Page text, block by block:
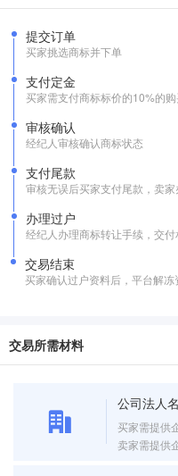
提交订单
买家挑选商标并下单
支付定金
买家需支付商标标价的10%的
审核确认
经纪人审核确认商标状态
支付尾款
审核无误后买家支付尾款，卖
办理过户
经纪人办理商标转让手续，交付
交易结束
买家确认过户资料后，平台解冻
交易所需材料
公司法人
买家需提供
卖家需提供